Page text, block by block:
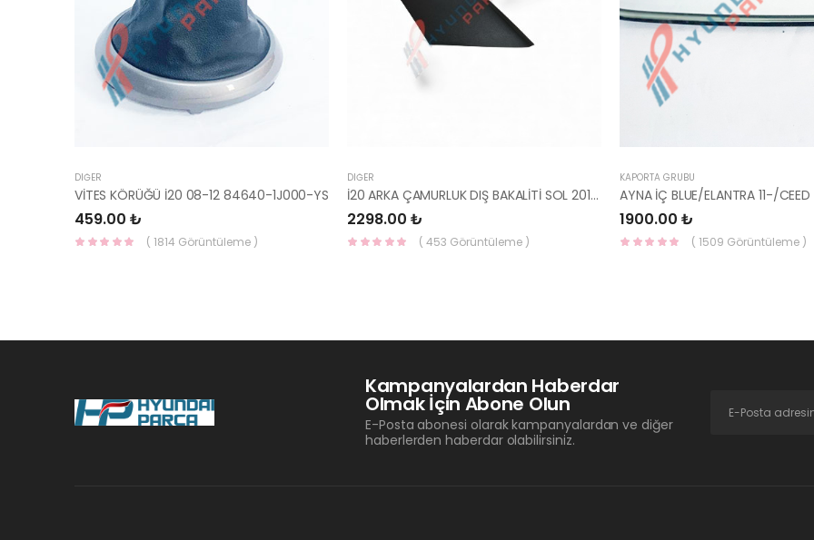
DIĞER
VİTES KÖRÜĞÜ İ20 08-12 84640-1J000-YS
459.00 ₺
( 1814 Görüntüleme )
DIĞER
İ20 ARKA ÇAMURLUK DIŞ BAKALİTİ SOL 2015- ( PARLAK SİYAH ) 87360-C8000-YS
2298.00 ₺
( 453 Görüntüleme )
KAPORTA GRUBU
1900.00 ₺
( 1509 Görüntüleme )
Kampanyalardan Haberdar
Olmak İçin Abone Olun
E-Posta abonesi olarak kampanyalardan ve diğer
haberlerden haberdar olabilirsiniz.